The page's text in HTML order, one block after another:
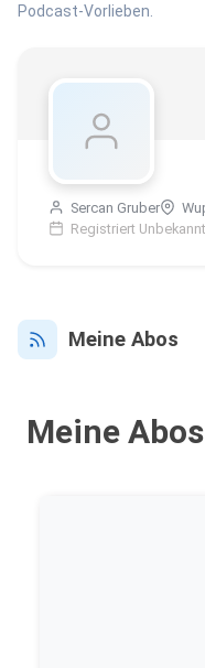
Podcast-Vorlieben.
Sercan Gruber
Registriert Unbekannt
Meine Abos
Meine Abos